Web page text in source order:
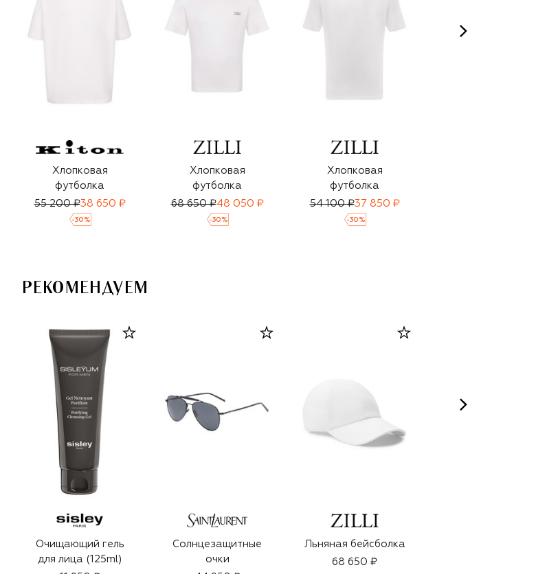
Хлопковая
футболка
55 200 ₽38 650 ₽
-30 %
Хлопковая
футболка
68 650 ₽48 050 ₽
-30 %
Хлопковая
футболка
54 100 ₽37 850 ₽
-30 %
РЕКОМЕНДУЕМ
Очищающий гель
для лица (125ml)
Солнцезащитные
очки
Льняная бейсболка
68 650 ₽